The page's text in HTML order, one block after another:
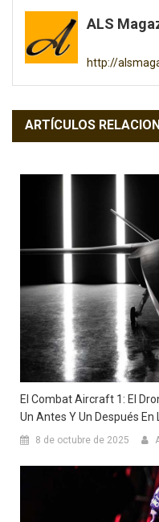
entradas
ALS
http://
ARTÍCULOS
El Combat Aircraft 1: El
Un Antes Y Un Después
8 de octubre de 2025